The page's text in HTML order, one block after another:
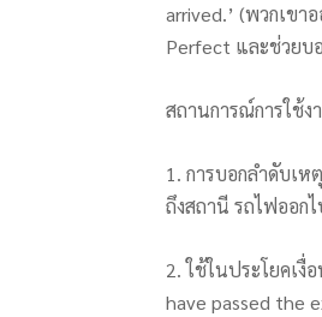
arrived.’ (พวกเขา
Perfect และช่วยบ
สถานการณ์การใช้
1. การบอกลำดับเ
ถึงสถานี รถไฟออก
2. ใช้ในประโยคเงื่
have passed the